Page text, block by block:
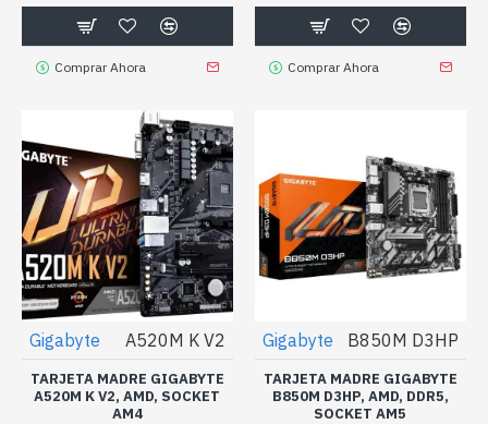
Comprar Ahora Comprar Ahora
Gigabyte A520M K V2
TARJETA MADRE GIGABYTE
A520M K V2, AMD, SOCKET
AM4
Gigabyte B850M D3HP
TARJETA MADRE GIGABYTE
B850M D3HP, AMD, DDR5,
SOCKET AM5